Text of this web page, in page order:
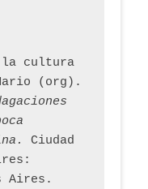
la cultura
Ciudad
Aires.